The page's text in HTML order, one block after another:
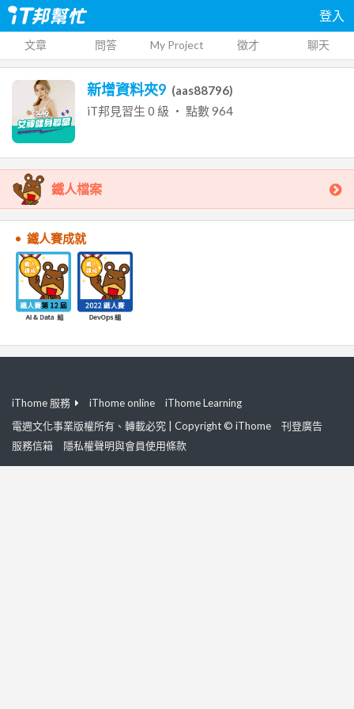
登入
文章 問答 My Project 徵才 聊天
新增資料夾9 (aas88796)
iT邦見習生 0 級 ‧ 點數964
鐵人檔案
鐵人賽成就
iThome 服務 iThome online
iThome Learning
電週文化事業版權所有、轉載必究 | Copyright © iThome
刊登廣告
服務信箱
隱私權聲明與會員使用條款